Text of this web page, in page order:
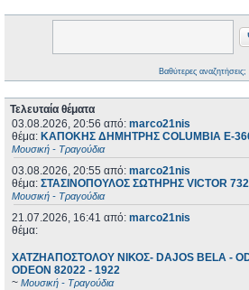
Βαθύτερες αναζητήσεις;
Τελευταία θέματα
03.08.2026, 20:56 από: marco21nis
θέμα: ΚΑΠΟΚΗΣ ΔΗΜΗΤΡΗΣ COLUMBIA E-
Μουσική - Τραγούδια
03.08.2026, 20:55 από: marco21nis
θέμα: ΣΤΑΣΙΝΟΠΟΥΛΟΣ ΣΩΤΗΡΗΣ VICTOR
Μουσική - Τραγούδια
21.07.2026, 16:41 από: marco21nis
θέμα:
ΧΑΤΖΗΑΠΟΣΤΟΛΟΥ ΝΙΚΟΣ- DAJOS BELA -
ODEON 82022 - 1922
~ Μουσική - Τραγούδια